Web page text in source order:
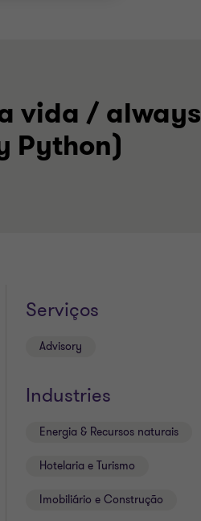
vida / always
Python)
Serviços
Advisory
Industries
Energia & Recursos naturais
Hotelaria e Turismo
Imobiliário e Construção